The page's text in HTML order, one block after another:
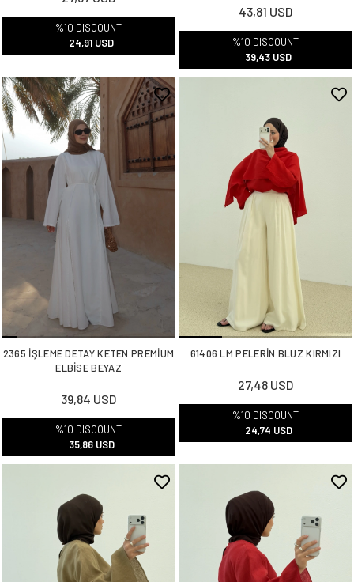
%10 DISCOUNT
24,91 USD
43,81 USD
%10 DISCOUNT
39,43 USD
2365 İŞLEME DETAY KETEN PREMİUM
ELBİSE BEYAZ
39,84 USD
%10 DISCOUNT
35,86 USD
61406 LM PELERİN BLUZ KIRMIZI
27,48 USD
%10 DISCOUNT
24,74 USD